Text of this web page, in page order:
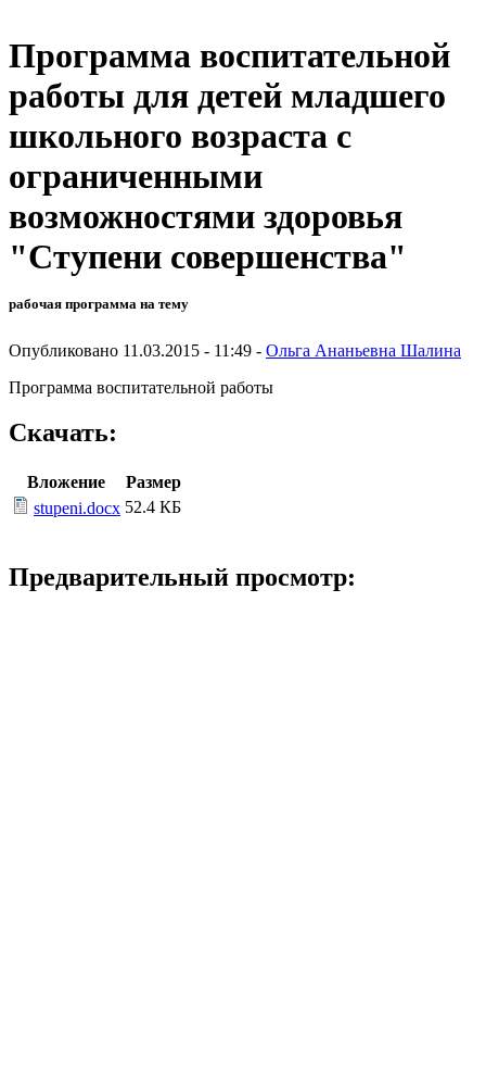
Программа воспитательной
работы для детей младшего
школьного возраста с
ограниченными
возможностями здоровья
"Ступени совершенства"
рабочая программа на тему
Опубликовано 11.03.2015 - 11:49 - Ольга Ананьевна Шалина
Программа воспитательной работы
Скачать:
Вложение
Размер
stupeni.docx 52.4 КБ
Предварительный просмотр: